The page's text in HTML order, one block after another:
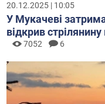
20.12.2025 | 10:05
У Мукачеві
відкрив
7052 6